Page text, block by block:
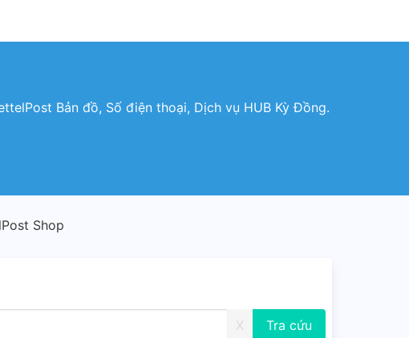
Bản đồ, Số điện thoại, Dịch vụ HUB Kỳ Đồng.
Shop
X